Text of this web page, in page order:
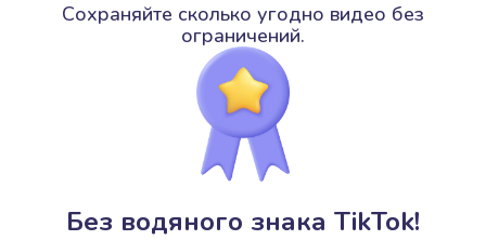
Сохраняйте сколько угодно видео без
ограничений.
Без водяного знака TikTok!